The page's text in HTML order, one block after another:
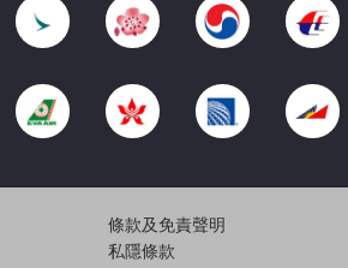
條款及免責聲明
私隱條款